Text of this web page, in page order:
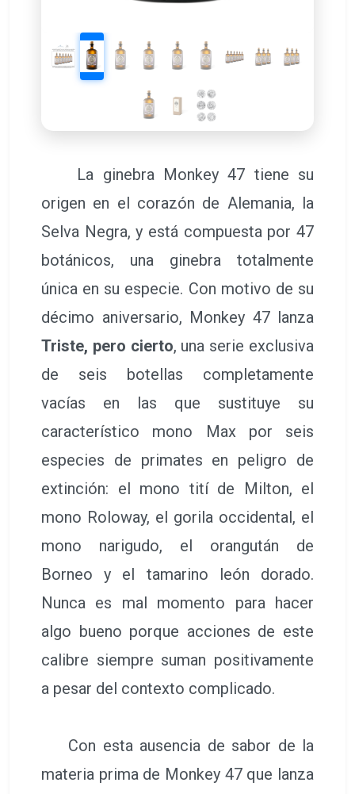
La ginebra Monkey 47 tiene su
origen en el corazón de Alemania, la
Selva Negra, y está compuesta por 47
botánicos, una ginebra totalmente
única en su especie. Con motivo de su
décimo aniversario, Monkey 47 lanza
Triste, pero cierto, una serie exclusiva
de seis botellas completamente
vacías en las que sustituye su
característico mono Max por seis
especies de primates en peligro de
extinción: el mono tití de Milton, el
mono Roloway, el gorila occidental, el
mono narigudo, el orangután de
Borneo y el tamarino león dorado.
Nunca es mal momento para hacer
algo bueno porque acciones de este
calibre siempre suman positivamente
a pesar del contexto complicado.
Con esta ausencia de sabor de la
materia prima de Monkey 47 que lanza